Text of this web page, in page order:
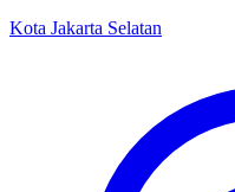
Kota Jakarta Selatan